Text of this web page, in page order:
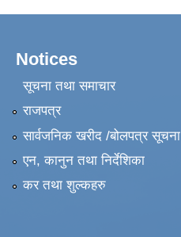
Notices
सूचना तथा समाचार
राजपत्र
सार्वजनिक खरीद /बोलपत्र सूचना
एन, कानुन तथा निर्देशिका
कर तथा शुल्कहरु